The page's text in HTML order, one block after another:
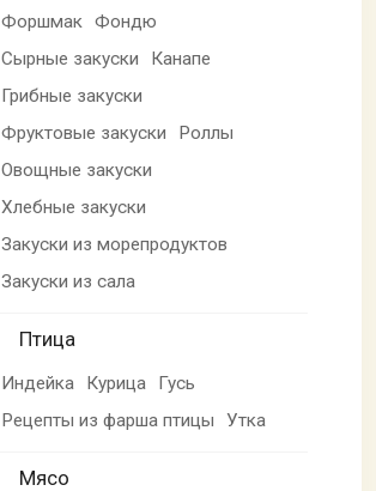
Форшмак Фондю
Сырные закуски
Канапе
Грибные закуски
Фруктовые закуски
Роллы
Овощные закуски
Хлебные закуски
Закуски из морепродуктов
Закуски из сала
Птица
Индейка Курица
Гусь
Рецепты из фарша птицы
Утка
Мясо